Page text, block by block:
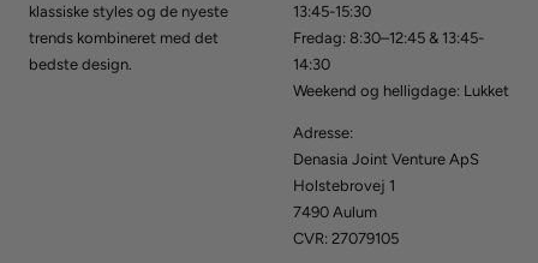
klassiske styles og de nyeste
trends kombineret med det
bedste design.
13:45-15:30
Fredag: 8:30–12:45 & 13:45-
14:30
Weekend og helligdage: Lukket
Adresse:
Denasia Joint Venture ApS
Holstebrovej 1
7490 Aulum
CVR: 27079105